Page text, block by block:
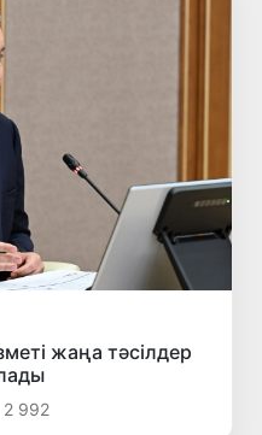
жаңа тәсілдер
2 992